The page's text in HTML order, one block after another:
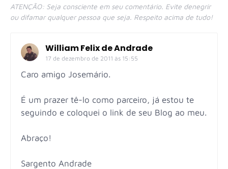
ATENÇÃO: Seja consciente em seu comentário. Evite denegrir
ou difamar qualquer pessoa que seja. Respeito acima de tudo!
William Felix de Andrade
17 de dezembro de 2011 às 15:55
Caro amigo Josemário.
É um prazer tê-lo como parceiro, já estou te
seguindo e coloquei o link de seu Blog ao meu.
Abraço!
Sargento Andrade